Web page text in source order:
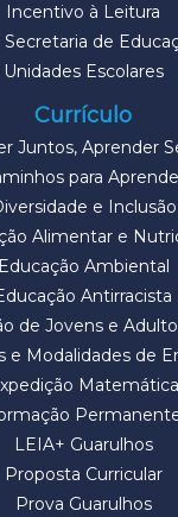
Incentivo à Leitura
Secretaria de
Unidades Escolares
Currículo
Juntos, Aprender
para
e Inclusão
Alimentar e
Educação Ambiental
Antirracista
de Jovens e
e Modalidades de
Matemática
LEIA+ Guarulhos
Proposta Curricular
Prova Guarulhos